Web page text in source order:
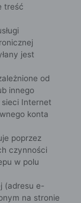
treść
jest
od
innego
Internet
konta
poprzez
czynności
w polu
(adresu e-
na stronie